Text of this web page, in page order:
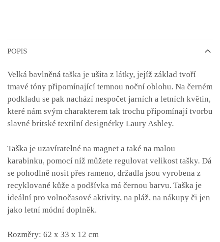
POPIS
Velká bavlněná taška je ušita z látky, jejíž základ tvoří
tmavé tóny připomínající temnou noční oblohu. Na černém
podkladu se pak nachází nespočet jarních a letních květin,
které nám svým charakterem tak trochu připomínají tvorbu
slavné britské textilní designérky Laury Ashley.
Taška je uzavíratelné na magnet a také na malou
karabinku, pomocí níž můžete regulovat velikost tašky. Dá
se pohodlně nosit přes rameno, držadla jsou vyrobena z
recyklované kůže a podšívka má černou barvu. Taška je
ideální pro volnočasové aktivity, na pláž, na nákupy či jen
jako letní módní doplněk.
Rozměry: 62 x 33 x 12 cm